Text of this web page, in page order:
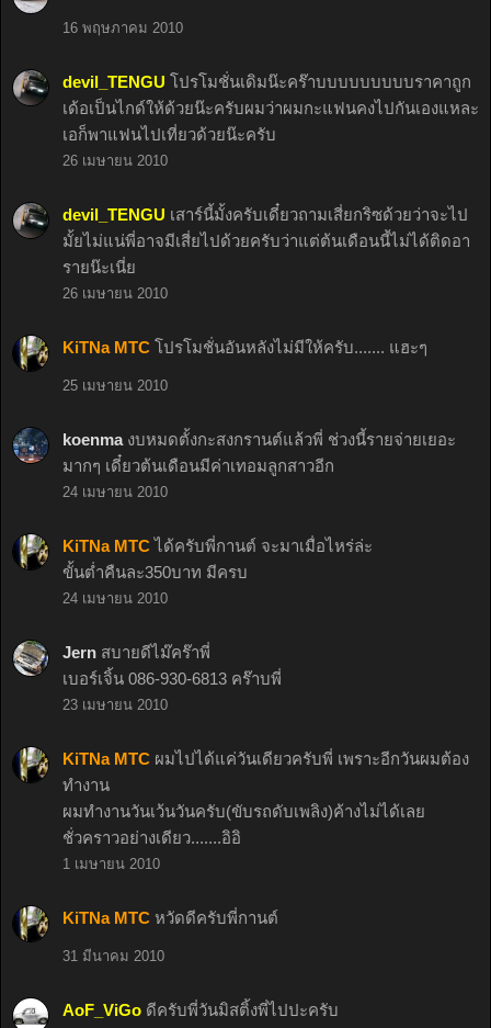
16 พฤษภาคม 2010
devil_TENGU โปรโมชั่นเดิมน๊ะคร๊าบบบบบบบบบราคาถูก
เด้อเป็นไกด์ให้ด้วยน๊ะครับผมว่าผมกะแฟนคงไปกันเองแหละ
เอก็พาแฟนไปเที่ยวด้วยน๊ะครับ
26 เมษายน 2010
devil_TENGU เสาร์นี้มั้งครับเดี๋ยวถามเสี่ยกริซด้วยว่าจะไป
มั้ยไม่แน่พี่อาจมีเสี่ยไปด้วยครับว่าแต่ต้นเดือนนี้ไม่ได้ติดอา
รายน๊ะเนี่ย
26 เมษายน 2010
KiTNa MTC โปรโมชั่นอันหลังไม่มีให้ครับ....... แฮะๆ
25 เมษายน 2010
koenma งบหมดตั้งกะสงกรานต์แล้วพี่ ช่วงนี้รายจ่ายเยอะ
มากๆ เดี๋ยวต้นเดือนมีค่าเทอมลูกสาวอีก
24 เมษายน 2010
KiTNa MTC ได้ครับพี่กานต์ จะมาเมื่อไหร่ล่ะ
ขั้นต่ำคืนละ350บาท มีครบ
24 เมษายน 2010
Jern สบายดีไม๊คร๊าพี่
เบอร์เจิ้น 086-930-6813 คร๊าบพี่
23 เมษายน 2010
KiTNa MTC ผมไปได้แค่วันเดียวครับพี่ เพราะอีกวันผมต้อง
ทำงาน
ผมทำงานวันเว้นวันครับ(ขับรถดับเพลิง)ค้างไม่ได้เลย
ชั่วคราวอย่างเดียว.......อิอิ
1 เมษายน 2010
KiTNa MTC หวัดดีครับพี่กานต์
31 มีนาคม 2010
AoF_ViGo ดีครับพี่วันมิสติ้งพี่ไปปะครับ